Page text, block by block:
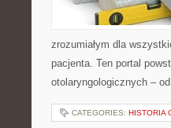
zrozumiałym dla
pacjenta. Ten portal
otolaryngologicznych –
CATEGORIES: HISTORIA